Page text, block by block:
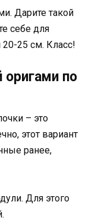
Дарите такой
себе для
20-25 см. Класс!
по
– это
этот вариант
ранее,
Для этого